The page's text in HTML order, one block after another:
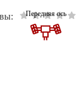
Передняя ось